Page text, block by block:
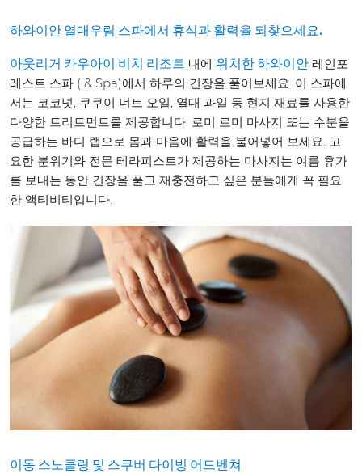
하와이안 열대우림 스파에서 휴식과 활력을 되찾으세요.
아웃리거 카우아이 비치 리조트 내에 위치한 하와이안 레인포
레스트 스파 ( & Spa)에서 하루의 긴장을 풀어보세요. 이 스파에
서는 코코넛, 쿠쿠이 너트 오일, 열대 과일 등 현지 재료를 사용한
다양한 트리트먼트를 제공합니다. 로미 로미 마사지 또는 수분을
공급하는 바디 랩으로 몸과 마음에 활력을 불어넣어 보세요. 고
요한 분위기와 전문 테라피스트가 제공하는 마사지는 여름 휴가
를 보내는 동안 긴장을 풀고 재충전하고 싶은 분들에게 꼭 필요
한 액티비티입니다.
이동 스노클링 및 스쿠버 다이빙 어드벤쳐